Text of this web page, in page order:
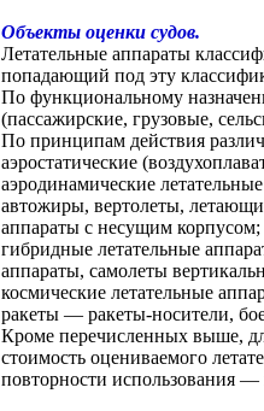
Объекты оценки судов.
Летательные аппараты
попадающий под эту
По функциональному
(пассажирские, грузовые,
По принципам действия
аэростатические
аэродинамические
автожиры, вертолеты,
аппараты с несущим корпусом;
гибридные летательные
аппараты, самолеты
космические летательные
ракеты — ракеты-носители,
Кроме перечисленных выше,
стоимость оцениваемого
повторности использования